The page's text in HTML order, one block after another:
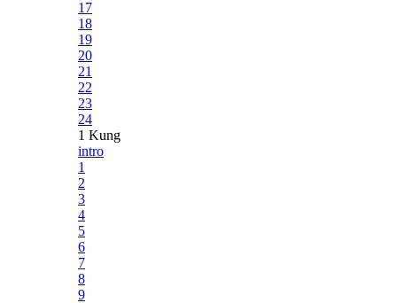
17
18
19
20
21
22
23
24
1 Kung
intro
1
2
3
4
5
6
7
8
9